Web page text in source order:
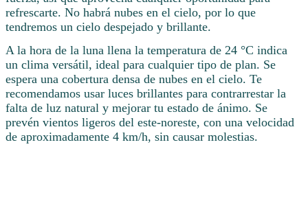
refrescarte. No habrá nubes en el cielo, por lo que
tendremos un cielo despejado y brillante.
A la hora de la luna llena la temperatura de 24 °C indica
un clima versátil, ideal para cualquier tipo de plan. Se
espera una cobertura densa de nubes en el cielo. Te
recomendamos usar luces brillantes para contrarrestar la
falta de luz natural y mejorar tu estado de ánimo. Se
prevén vientos ligeros del este-noreste, con una velocidad
de aproximadamente 4 km/h, sin causar molestias.